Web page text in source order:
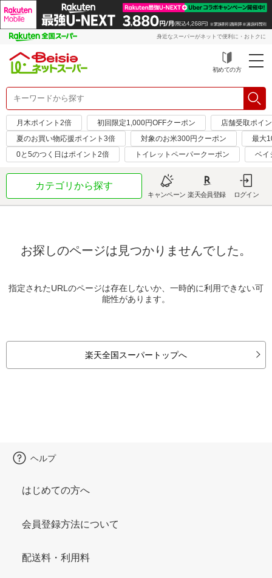
身近なスーパーがネットで便利に・おトクに
初めての方
月木ポイント2倍 初回限定1,000円OFFクーポン
店舗受取ポイ
夏のお買い物応援ポイント3倍
対象のお米300円クーポン
最大
0と5のつく日はポイント2倍
トイレットペーパークーポン ベイ
カテゴリから探す
キャンペーン 楽天会員登録 ログイン
お探しのページは見つかりませんでした。
指定されたURLのページは存在しないか、一時的に利用できない可
能性があります。
楽天全国スーパートップへ
ヘルプ
はじめての方へ
会員登録方法について
配送料・利用料